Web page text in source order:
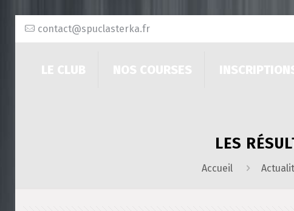
contact@spuclasterka.fr
LE CLUB NOS COURSES
LES
Accueil